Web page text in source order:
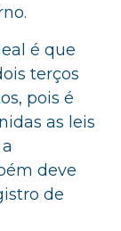
é que
terços
pois é
as leis
deve
de